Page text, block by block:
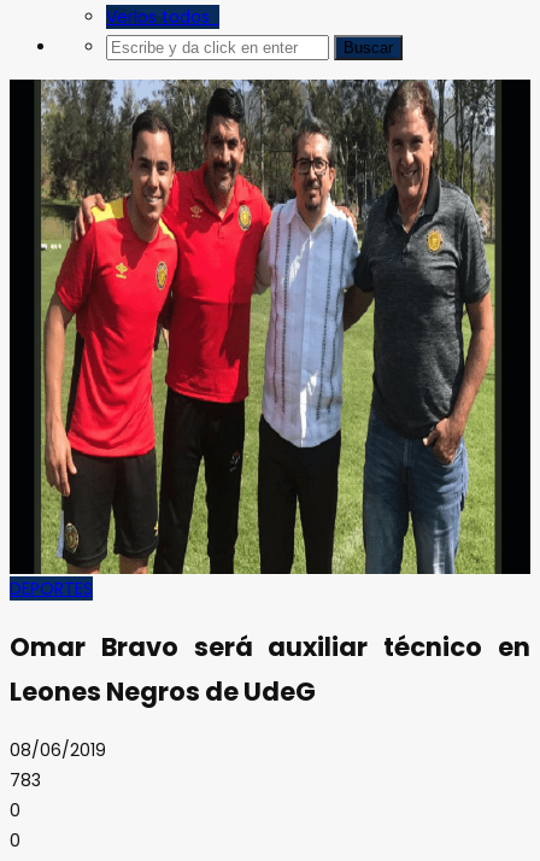
Verlos todos
DEPORTES
Omar Bravo será auxiliar técnico en
Leones Negros de UdeG
08/06/2019
783
0
0